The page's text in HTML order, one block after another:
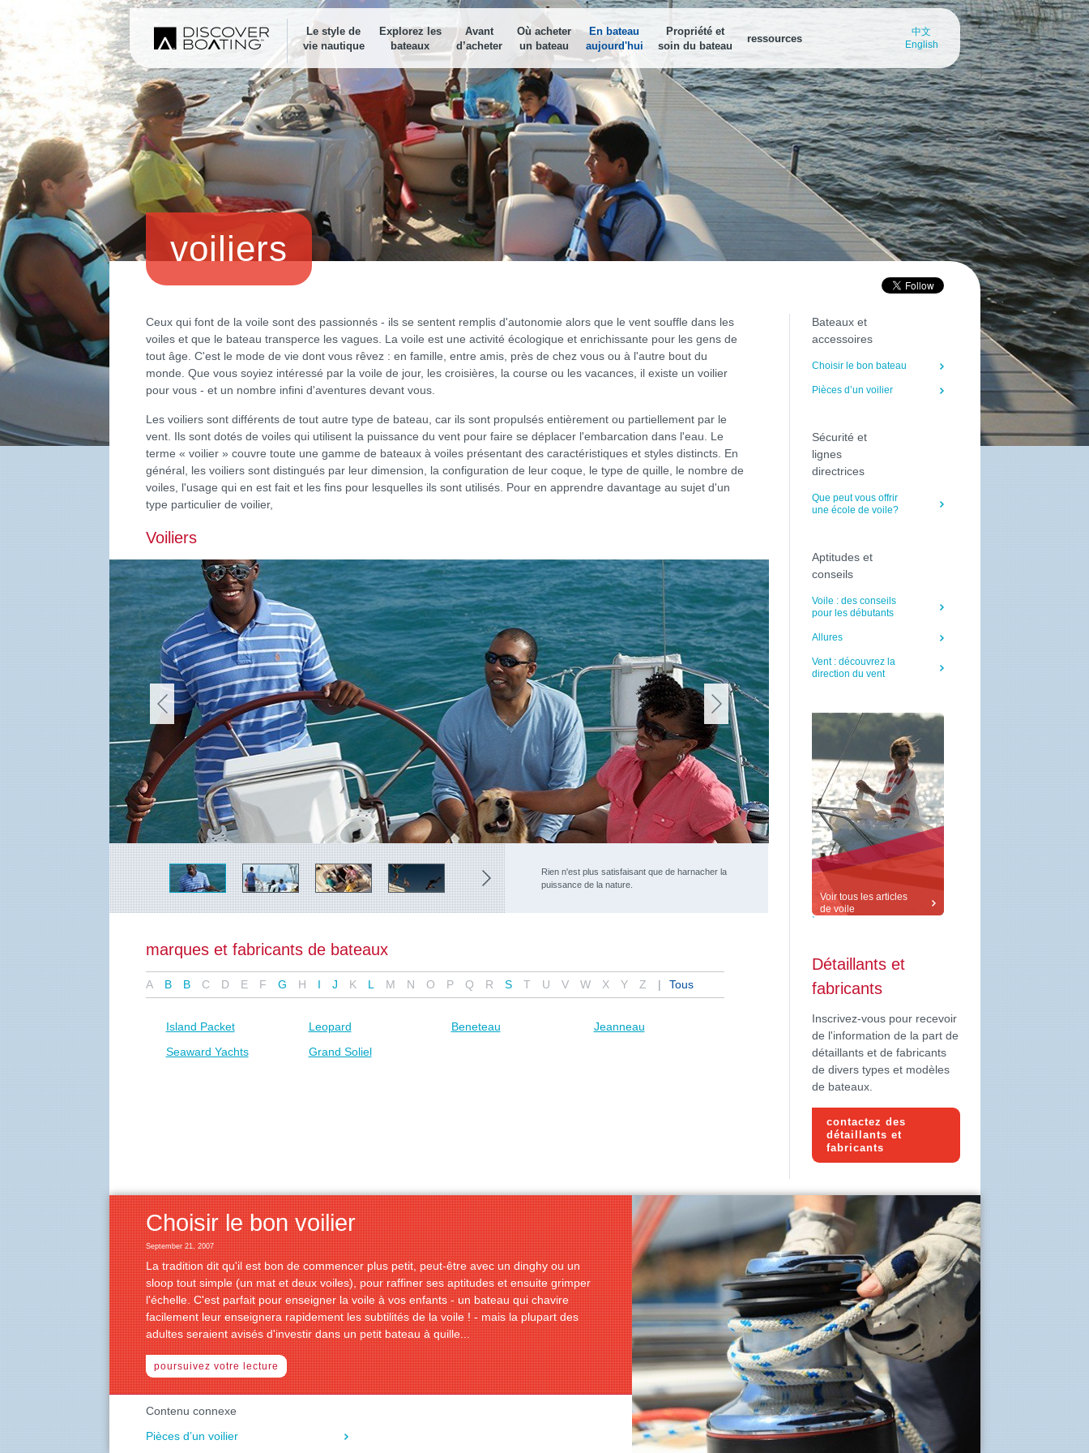
Le style de
vie nautique
Explorez les
bateaux
Calculatrice de prêts-bateau
Déterminez votre budget pour un
bateau, ou vos versements
mensuels
Avant
d’acheter
Calculatrice de prêts-bateau
Déterminez votre budget pour un
bateau, ou vos versements
mensuels
Où acheter
un bateau
Trouvez le détaillant le plus
proche
Utilisez l’outil de recherche pour
trouver le détaillant le plus proche
En bateau
aujourd'hui
Localisateur de marinas
Trouvez les points d’accès à l’eau
dans votre région
Destinations-nautisme
Explorez des destinations-
soumettez les vôtres
Sécu-bateau... de port en
port
Téléchargez l'appli Découvrez le
Propriété et
soin du bateau
Localisateur de marinas
Trouvez les points d’accès à l’eau
dans votre région
ressources
Destinations-nautisme
Explorez des destinations-
nautisme saisissantes ou
soumettez les vôtres
中文
English
voiliers
Ceux qui font de la voile sont des passionnés - ils se sentent remplis d'autonomie alors que le vent souffle dans les
voiles et que le bateau transperce les vagues. La voile est une activité écologique et enrichissante pour les gens de
tout âge. C'est le mode de vie dont vous rêvez : en famille, entre amis, près de chez vous ou à l'autre bout du
monde. Que vous soyiez intéressé par la voile de jour, les croisières, la course ou les vacances, il existe un voilier
pour vous - et un nombre infini d'aventures devant vous.
Les voiliers sont différents de tout autre type de bateau, car ils sont propulsés entièrement ou partiellement par le
vent. Ils sont dotés de voiles qui utilisent la puissance du vent pour faire se déplacer l'embarcation dans l'eau. Le
terme « voilier » couvre toute une gamme de bateaux à voiles présentant des caractéristiques et styles distincts. En
général, les voiliers sont distingués par leur dimension, la configuration de leur coque, le type de quille, le nombre de
voiles, l'usage qui en est fait et les fins pour lesquelles ils sont utilisés. Pour en apprendre davantage au sujet d'un
type particulier de voilier,
Voiliers
Rien n'est plus satisfaisant que de harnacher la
puissance de la nature.
marques et fabricants de bateaux
A B B C D E F G H I J K L M N O P Q R S T U V W X Y Z Tous
Island Packet Leopard Beneteau
Jeanneau
Seaward Yachts
Grand Soliel
Choisir le bon voilier
September 21, 2007
La tradition dit qu'il est bon de commencer plus petit, peut-être avec un dinghy ou un
sloop tout simple (un mat et deux voiles), pour raffiner ses aptitudes et ensuite grimper
l'échelle. C'est parfait pour enseigner la voile à vos enfants - un bateau qui chavire
facilement leur enseignera rapidement les subtilités de la voile ! - mais la plupart des
adultes seraient avisés d'investir dans un petit bateau à quille...
poursuivez votre lecture
Contenu connexe
Pièces d’un voilier
Bateaux et
accessoires
Choisir le bon bateau
Pièces d’un voilier
Sécurité et
lignes
directrices
Que peut vous offrir
une école de voile?
Aptitudes et
conseils
Voile : des conseils
pour les débutants
Allures
Vent : découvrez la
direction du vent
`
Voir tous les articles
de voile
Détaillants et
fabricants
Inscrivez-vous pour recevoir
de l'information de la part de
détaillants et de fabricants
de divers types et modèles
de bateaux.
contactez des
détaillants et
fabricants